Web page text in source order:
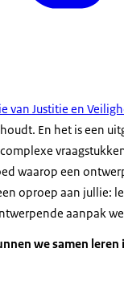
van Justitie en
En het is een
waarop een
oproep aan jullie:
aanpak
we samen